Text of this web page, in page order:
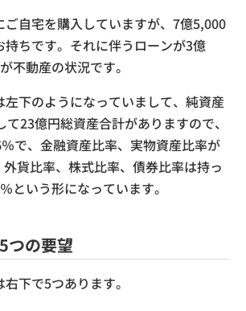
ご自宅を購入していますが、7億5,000
持ちです。それに伴うローンが3億
不動産の状況です。
左下のようになっていまして、純資産
23億円総資産合計がありますので、
で、金融資産比率、実物資産比率が
貨比率、株式比率、債券比率は持っ
という形になっています。
つの要望
下で5つあります。